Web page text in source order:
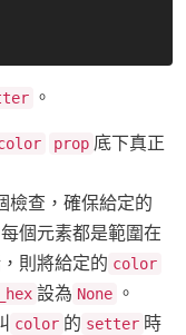
。
prop 底下真正
檢查，確保給定的
個元素都是範圍在
則將給定的 color
設為 None 。
color 的 setter 時